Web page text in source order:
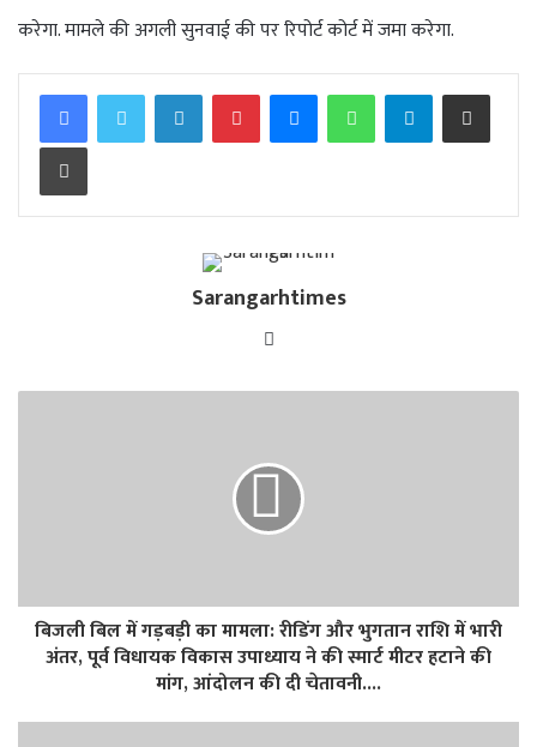
करेगा. मामले की अगली सुनवाई की पर रिपोर्ट कोर्ट में जमा करेगा.
FacebookTwitterLinkedInPinterestMessengerWhatsAppTelegramShare via Email
Print
Sarangarhtimes
Website
बिजली बिल में गड़बड़ी का मामला: रीडिंग और भुगतान राशि में भारी
अंतर, पूर्व विधायक विकास उपाध्याय ने की स्मार्ट मीटर हटाने की
मांग, आंदोलन की दी चेतावनी....